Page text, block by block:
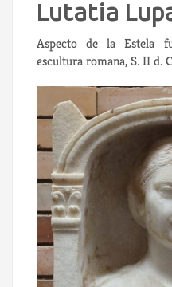
Lutatia
Aspecto de la Estela
escultura romana, S. II d.